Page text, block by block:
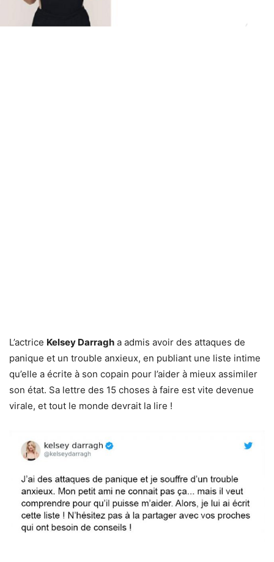
L’actrice Kelsey Darragh a admis avoir des attaques de
panique et un trouble anxieux, en publiant une liste intime
qu’elle a écrite à son copain pour l’aider à mieux assimiler
son état. Sa lettre des 15 choses à faire est vite devenue
virale, et tout le monde devrait la lire !